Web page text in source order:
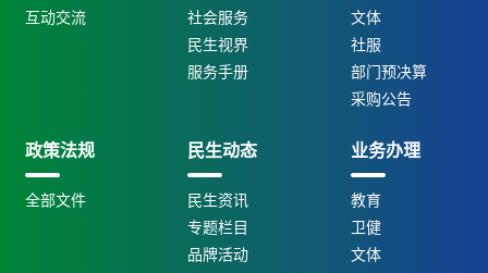
互动交流
社会服务
民生视界
服务手册
文体
社服
部门预决算
采购公告
政策法规
全部文件
民生动态
民生资讯
专题栏目
品牌活动
业务办理
教育
卫健
文体